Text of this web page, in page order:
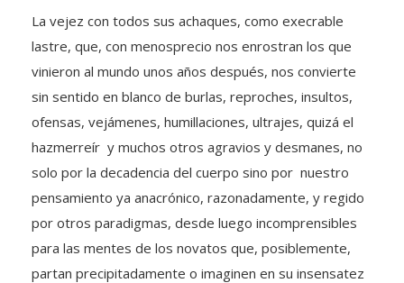
La vejez con todos sus achaques, como execrable
lastre, que, con menosprecio nos enrostran los que
vinieron al mundo unos años después, nos convierte
sin sentido en blanco de burlas, reproches, insultos,
ofensas, vejámenes, humillaciones, ultrajes, quizá el
hazmerreír y muchos otros agravios y desmanes, no
solo por la decadencia del cuerpo sino por nuestro
pensamiento ya anacrónico, razonadamente, y regido
por otros paradigmas, desde luego incomprensibles
para las mentes de los novatos que, posiblemente,
partan precipitadamente o imaginen en su insensatez